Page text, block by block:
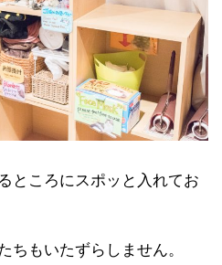
ところにスポッと入れてお
ちもいたずらしません。